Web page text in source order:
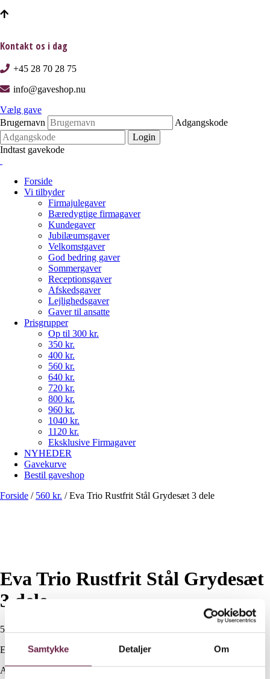
Samtykke Detaljer Om
Kontakt os i dag
+45 28 70 28 75
info@gaveshop.nu
Vælg gave
Brugernavn
Adgangskode
Login
Indtast gavekode
Forside
Vi tilbyder
Firmajulegaver
Bæredygtige firmagaver
Kundegaver
Jubilæumsgaver
Velkomstgaver
God bedring gaver
Sommergaver
Receptionsgaver
Afskedsgaver
Lejlighedsgaver
Gaver til ansatte
Prisgrupper
Op til 300 kr.
350 kr.
400 kr.
560 kr.
640 kr.
720 kr.
800 kr.
960 kr.
1040 kr.
1120 kr.
Eksklusive Firmagaver
NYHEDER
Gavekurve
Bestil gaveshop
Forside / 560 kr. /Eva Trio Rustfrit Stål Grydesæt 3 dele
Eva Trio Rustfrit Stål Grydesæt
3 dele
560,00
Ekskl. moms
Available on backorder